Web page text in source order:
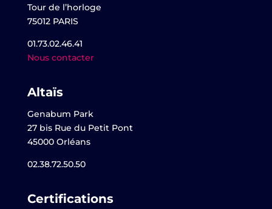
Tour de l’horloge
75012 PARIS
01.73.02.46.41
Nous contacter
Altaïs
Genabum Park
27 bis Rue du Petit Pont
45000 Orléans
02.38.72.50.50
Certifications